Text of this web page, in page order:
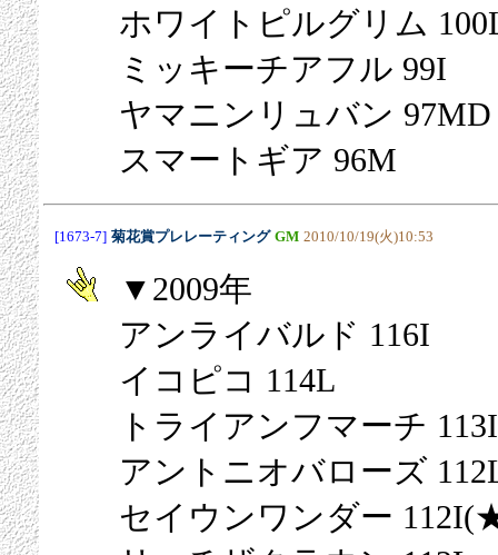
ホワイトピルグリム
ミッキーチアフル 99I
ヤマニンリュバン 97MD
スマートギア 96M
[1673-7] 菊花賞プレレーティング GM 2010/10/19(火)10:53
▼2009年
アンライバルド 116I
イコピコ 114L
トライアンフマーチ 113I
アントニオバローズ
セイウンワンダー